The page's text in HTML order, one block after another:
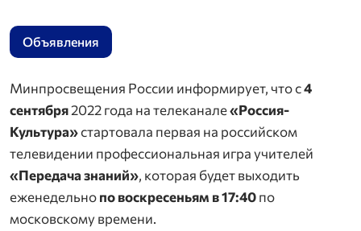
Объявления
Минпросвещения России информирует, что с4
сентября2022 года на телеканале«Россия-
Культура»стартовала первая на российском
телевидении профессиональная игра учителей
«Передача знаний», которая будет выходить
еженедельнопо воскресеньям в 17:40по
московскому времени.